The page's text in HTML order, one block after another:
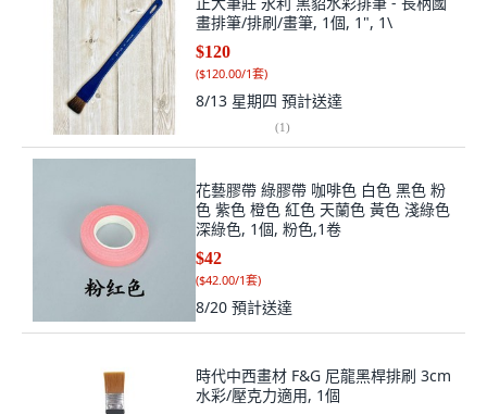
畫排筆/排刷/畫筆, 1個, 1", 1\
$120
($120.00/1套)
8/13 星期四 預計送達
(1)
花藝膠帶 綠膠帶 咖啡色 白色 黑色 粉
色 紫色 橙色 紅色 天蘭色 黃色 淺綠色
深綠色, 1個, 粉色,1卷
$42
($42.00/1套)
8/20 預計送達
時代中西畫材 F&G 尼龍黑桿排刷 3cm
水彩/壓克力適用, 1個